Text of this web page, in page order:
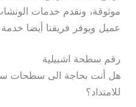
موثوقة، ونقدم خدمات
عميل ويوفر فريقنا أيضا
رقم سطحة اشبيلية
هل أنت بحاجة الى سطحات
للامتداد؟